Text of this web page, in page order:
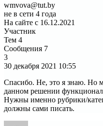
wmvova@tut.by
не в сети 4 года
На сайте с 16.12.2021
Участник
Тем 4
Сообщения 7
3
30 декабря 2021 10:55
Спасибо. Не, это я знаю. Но
данном решении
Нужны именно рубрики/
должны сами писать.